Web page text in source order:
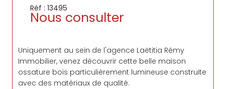
Réf : 13495
Nous consulter
Uniquement au sein de l'agence Laëtitia Rémy
Immobilier, venez découvrir cette belle maison
ossature bois particulièrement lumineuse construite
avec des matériaux de qualité.